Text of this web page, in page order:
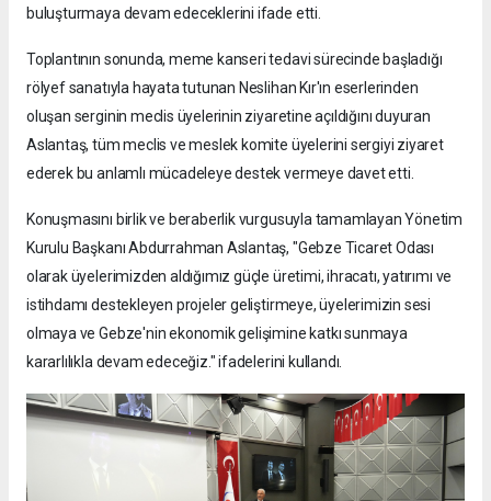
buluşturmaya devam edeceklerini ifade etti.
Toplantının sonunda, meme kanseri tedavi sürecinde başladığı
rölyef sanatıyla hayata tutunan Neslihan Kır'ın eserlerinden
oluşan serginin meclis üyelerinin ziyaretine açıldığını duyuran
Aslantaş, tüm meclis ve meslek komite üyelerini sergiyi ziyaret
ederek bu anlamlı mücadeleye destek vermeye davet etti.
Konuşmasını birlik ve beraberlik vurgusuyla tamamlayan Yönetim
Kurulu Başkanı Abdurrahman Aslantaş, "Gebze Ticaret Odası
olarak üyelerimizden aldığımız güçle üretimi, ihracatı, yatırımı ve
istihdamı destekleyen projeler geliştirmeye, üyelerimizin sesi
olmaya ve Gebze'nin ekonomik gelişimine katkı sunmaya
kararlılıkla devam edeceğiz." ifadelerini kullandı.